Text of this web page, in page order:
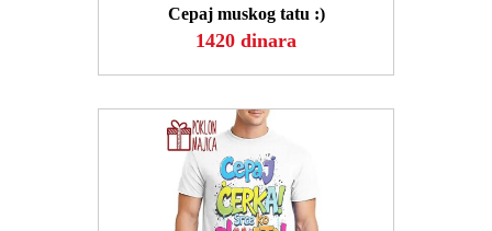
Cepaj muskog tatu :)
1420 dinara